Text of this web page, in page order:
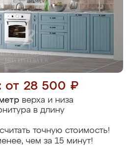
от 28 500 ₽
верха и низа
в длину
точную стоимость!
чем за 15 минут!